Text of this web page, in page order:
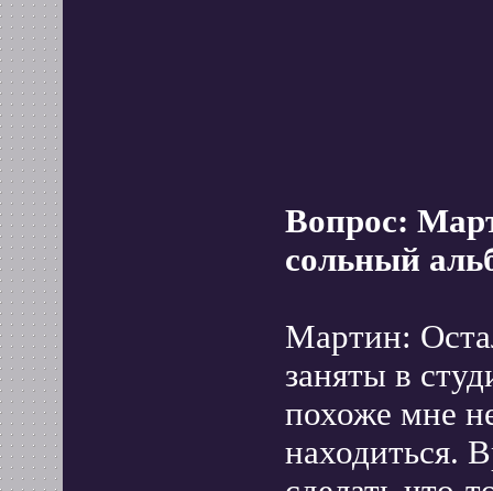
Вопрос:
сольный
Мартин:
заняты в
похоже мне
находиться.